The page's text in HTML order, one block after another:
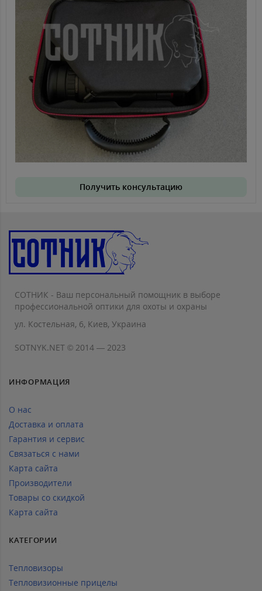
Получить консультацию
СОТНИК - Ваш персональный помощник в выборе
профессиональной оптики для охоты и охраны
ул. Костельная, 6, Киев, Украина
SOTNYK.NET © 2014 — 2023
ИНФОРМАЦИЯ
О нас
Доставка и оплата
Гарантия и сервис
Связаться с нами
Карта сайта
Производители
Товары со скидкой
Карта сайта
КАТЕГОРИИ
Тепловизоры
Тепловизионные прицелы